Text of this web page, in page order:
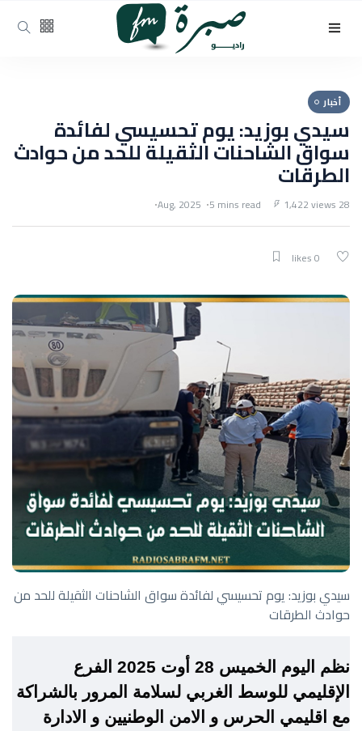
أخبار
سيدي بوزيد: يوم تحسيسي لفائدة
سواق الشاحنات الثقيلة للحد من حوادث
الطرقات
28 Aug, 2025
5 mins read 1,422 views
سيدي بوزيد: يوم تحسيسي لفائدة سواق الشاحنات الثقيلة للحد من
حوادث الطرقات
نظم اليوم الخميس 28 أوت 2025 الفرع
الإقليمي للوسط الغربي لسلامة المرور بالشراكة
مع اقليمي الحرس و الامن الوطنيين و الادارة